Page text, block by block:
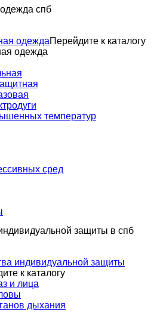
одеждаПерейдите к каталогу
одежда
температур
сред
индивидуальной защиты
к каталогу
и лица
дыхания